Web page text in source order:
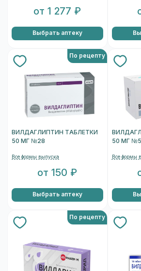
от 1 277 ₽
Выбрать аптеку
По рецепту
ВИЛДАГЛИПТИН ТАБЛЕТКИ
50 МГ №28
Все формы выпуска
от 150 ₽
Выбрать аптеку
50 МГ
Все формы
По рецепту